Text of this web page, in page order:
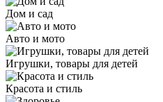
Дом и сад
Авто и мото
Игрушки, товары для детей
Красота и стиль